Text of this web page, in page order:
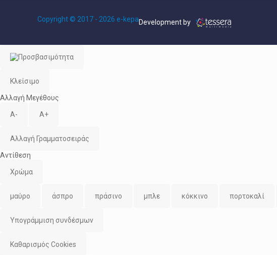
Copyright © 2017 - 2026 e-kepaDevelopment by
Κλείσιμο
Αλλαγή Μεγέθους
A- A+
Αλλαγή Γραμματοσειράς
Αντίθεση
Χρώμα
μαύρο άσπρο πράσινο μπλε κόκκινο πορτοκαλί
Υπογράμμιση συνδέσμων
Καθαρισμός Cookies